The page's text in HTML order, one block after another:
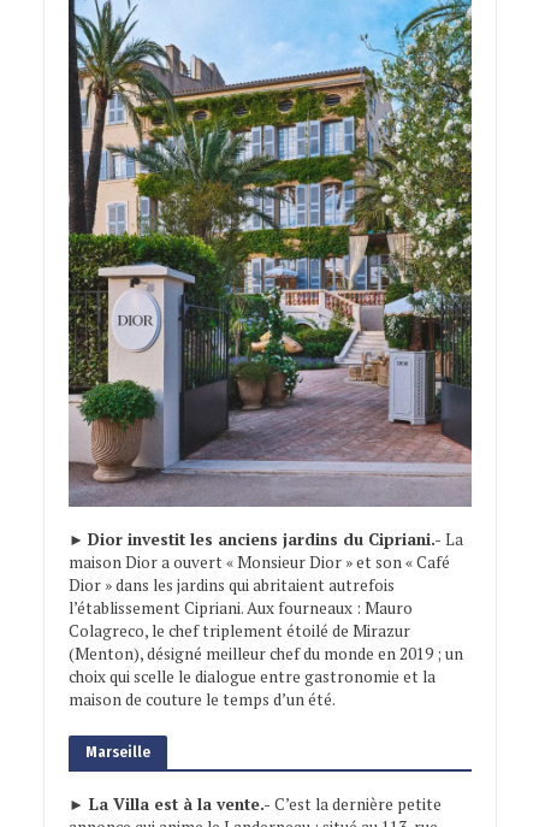
► Dior investit les anciens jardins du Cipriani.- La
maison Dior a ouvert « Monsieur Dior » et son « Café
Dior » dans les jardins qui abritaient autrefois
l’établissement Cipriani. Aux fourneaux : Mauro
Colagreco, le chef triplement étoilé de Mirazur
(Menton), désigné meilleur chef du monde en 2019 ; un
choix qui scelle le dialogue entre gastronomie et la
maison de couture le temps d’un été.
Marseille
► La Villa est à la vente.- C’est la dernière petite